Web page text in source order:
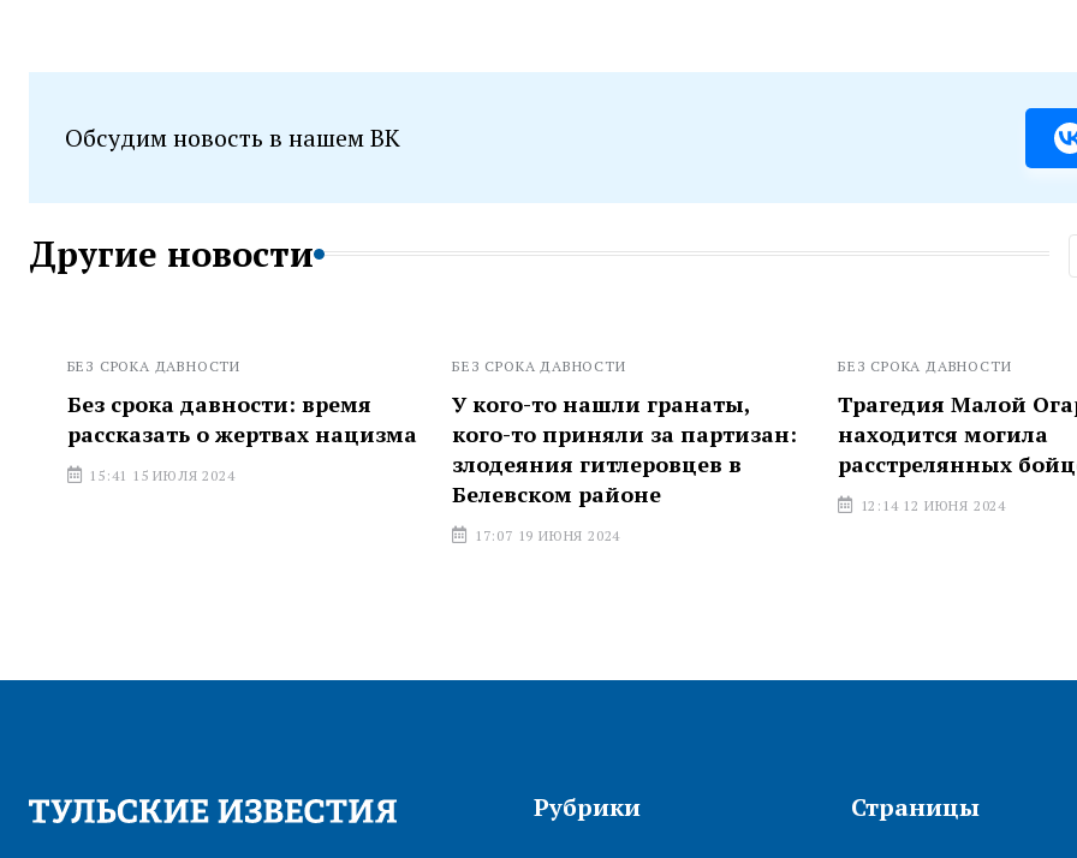
Обсудим новость в нашем ВК
Другие новости
БЕЗ СРОКА ДАВНОСТИ
Без срока давности: время
рассказать о жертвах нацизма
15:41 15 ИЮЛЯ 2024
БЕЗ СРОКА ДАВНОСТИ
У кого-то нашли гранаты,
кого-то приняли за партизан:
злодеяния гитлеровцев в
Белевском районе
17:07 19 ИЮНЯ 2024
БЕЗ СРОКА ДАВНОСТИ
Трагедия Малой
находится могила
расстрелянных бойцов
12:14 12 ИЮНЯ 2024
Рубрики Страницы